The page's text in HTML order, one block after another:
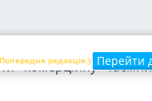
редакція.) Перейти
комерційну